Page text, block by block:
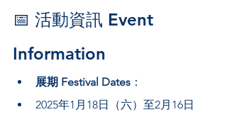
📅 活動資訊 Event
Information
展期 Festival Dates ：
2025年1月18日（六）至2月16日